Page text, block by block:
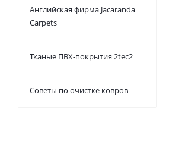
Английская фирма Jacaranda
Carpets
Тканые ПВХ-покрытия 2tec2
Советы по очистке ковров